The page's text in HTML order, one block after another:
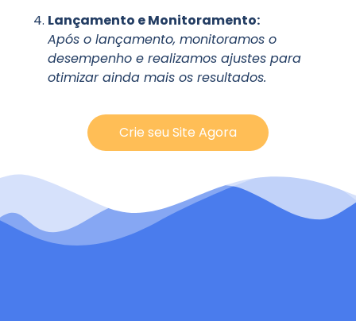
Lançamento e Monitoramento:
Após o lançamento, monitoramos o
desempenho e realizamos ajustes para
otimizar ainda mais os resultados.
Crie seu Site Agora